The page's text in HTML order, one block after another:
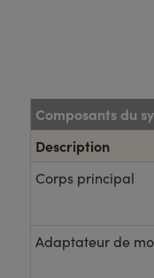
Composants du
Description
Corps principal
Adaptateur de